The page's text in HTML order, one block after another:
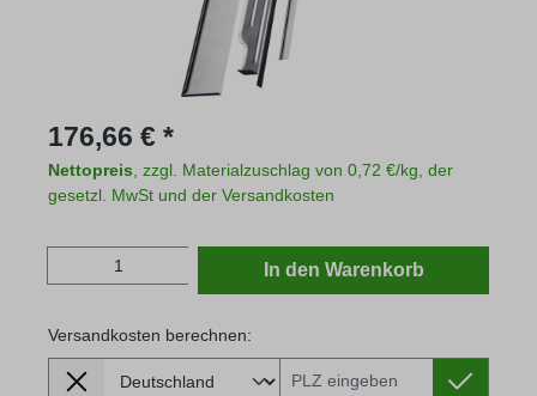
Regulärer Preis:
176,66 € *
Nettopreis , zzgl. Materialzuschlag von 0,72 €/kg, der
gesetzl. MwSt und der Versandkosten
Produkt Anzahl: Gib den gewünschten
In den Warenkorb
Versandkosten berechnen:
Lieferland
Versandkosten berechnen: